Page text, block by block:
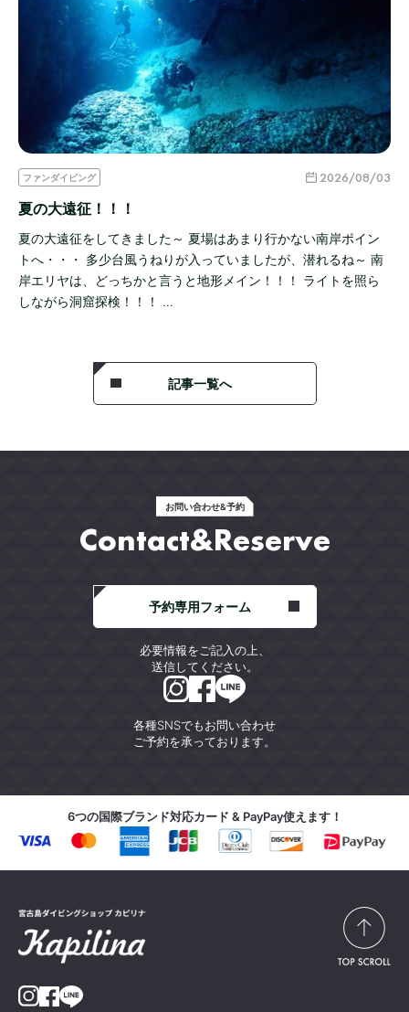
ファンダイビング 2026/08/03
夏の大遠征！！！
夏の大遠征をしてきました～ 夏場はあまり行かない南岸ポイン
トへ・・・ 多少台風うねりが入っていましたが、潜れるね～ 南
岸エリヤは、どっちかと言うと地形メイン！！！ ライトを照ら
しながら洞窟探検！！！ …
記事一覧へ
お問い合わせ&予約
Contact&Reserve
各種SNSでもお問い合わせ
ご予約を承っております。
予約専用フォーム
必要情報をご記入の上、
送信してください。
6つの国際ブランド対応カード & PayPay使えます！